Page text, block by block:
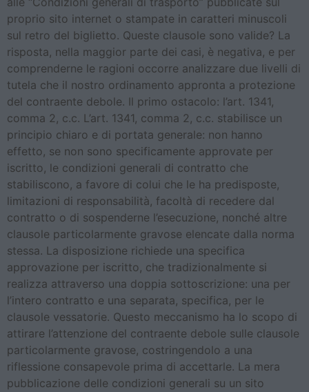
proprio sito internet o stampate in caratteri minuscoli
sul retro del biglietto. Queste clausole sono valide? La
risposta, nella maggior parte dei casi, è negativa, e per
comprenderne le ragioni occorre analizzare due livelli di
tutela che il nostro ordinamento appronta a protezione
del contraente debole. Il primo ostacolo: l’art. 1341,
comma 2, c.c. L’art. 1341, comma 2, c.c. stabilisce un
principio chiaro e di portata generale: non hanno
effetto, se non sono specificamente approvate per
iscritto, le condizioni generali di contratto che
stabiliscono, a favore di colui che le ha predisposte,
limitazioni di responsabilità, facoltà di recedere dal
contratto o di sospenderne l’esecuzione, nonché altre
clausole particolarmente gravose elencate dalla norma
stessa. La disposizione richiede una specifica
approvazione per iscritto, che tradizionalmente si
realizza attraverso una doppia sottoscrizione: una per
l’intero contratto e una separata, specifica, per le
clausole vessatorie. Questo meccanismo ha lo scopo di
attirare l’attenzione del contraente debole sulle clausole
particolarmente gravose, costringendolo a una
riflessione consapevole prima di accettarle. La mera
pubblicazione delle condizioni generali su un sito